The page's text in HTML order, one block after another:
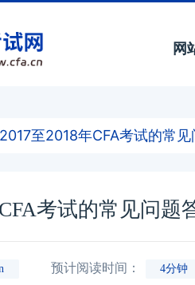
网
2017至2018年CFA考试的常
考试的常见问题
预计阅读时间： 4分钟